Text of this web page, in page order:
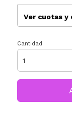
Ver cuotas y
Cantidad